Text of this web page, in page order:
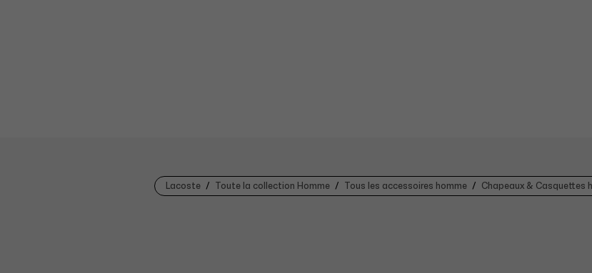
Lacoste Toute la collection Homme Tous les accessoires homme Chapeaux & Casquettes